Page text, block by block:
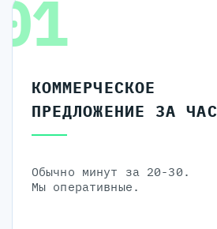
КОММЕРЧЕСКОЕ
ПРЕДЛОЖЕНИЕ ЗА ЧАС
Обычно минут за 20-30.
Мы оперативные.